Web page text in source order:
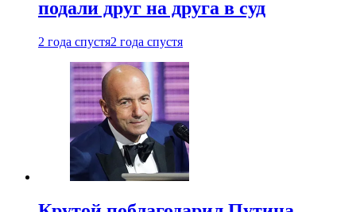
подали друг на друга в суд
2 года спустя2 года спустя